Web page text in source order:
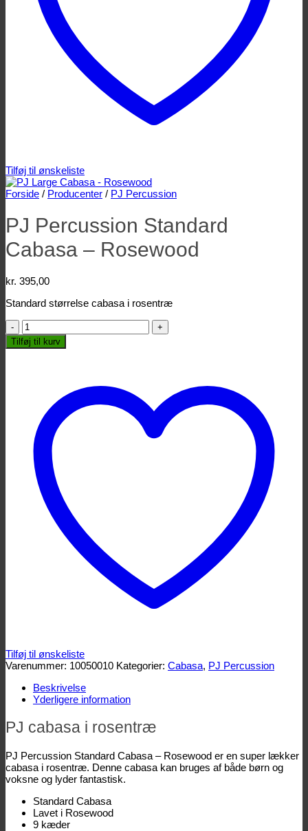
Tilføj til ønskeliste
Forside / Producenter / PJ Percussion
PJ Percussion Standard
Cabasa – Rosewood
kr. 395,00
Standard størrelse cabasa i rosentræ
PJ
Percussion
Standard
Tilføj til kurv
Tilføj til ønskeliste
Varenummer: 10050010 Kategorier: Cabasa, PJ Percussion
Beskrivelse
Yderligere information
PJ cabasa i rosentræ
PJ Percussion Standard Cabasa – Rosewood er en super lækker
cabasa i rosentræ. Denne cabasa kan bruges af både børn og
voksne og lyder fantastisk.
Standard Cabasa
Lavet i Rosewood
9 kæder